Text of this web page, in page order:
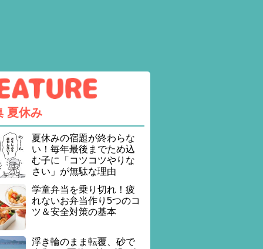
夏休み
夏休みの宿題が終わらな
い！毎年最後までため込
む子に「コツコツやりな
さい」が無駄な理由
学童弁当を乗り切れ！疲
れないお弁当作り5つのコ
ツ＆安全対策の基本
浮き輪のまま転覆、砂で